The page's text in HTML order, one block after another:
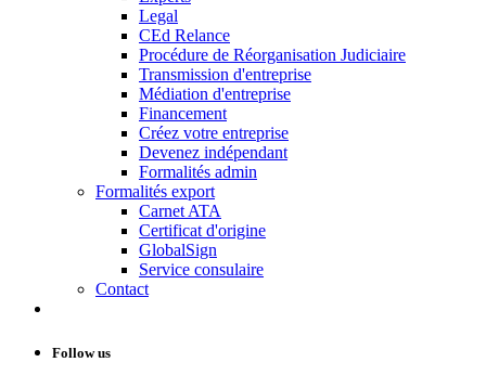
Legal
CEd Relance
Procédure de Réorganisation Judiciaire
Transmission d'entreprise
Médiation d'entreprise
Financement
Créez votre entreprise
Devenez indépendant
Formalités admin
Formalités export
Carnet ATA
Certificat d'origine
GlobalSign
Service consulaire
Contact
Follow us